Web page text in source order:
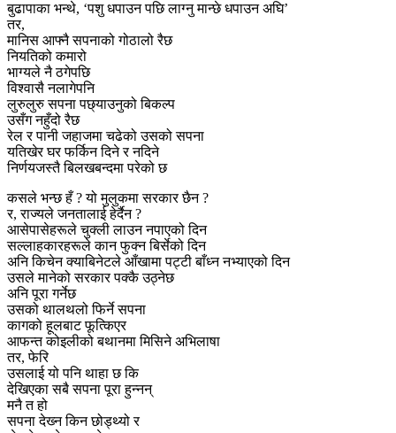
बुढापाका भन्थे, ‘पशु धपाउन पछि लाग्नु मान्छे धपाउन अघि’
तर,
मानिस आफ्नै सपनाको गोठालो रैछ
नियतिको कमारो
भाग्यले नै ठगेपछि
विश्वासै नलागेपनि
लुरुलुरु सपना पछ्याउनुको बिकल्प
उसँग नहुँदो रैछ
रेल र पानी जहाजमा चढेको उसको सपना
यतिखेर घर फर्किन दिने र नदिने
निर्णयजस्तै बिलखबन्दमा परेको छ
कसले भन्छ हँ ? यो मुलुकमा सरकार छैन ?
र, राज्यले जनतालाई हेर्दैन ?
आसेपासेहरूले चुक्ली लाउन नपाएको दिन
सल्लाहकारहरूले कान फुक्न बिर्सेको दिन
अनि किचेन क्याबिनेटले आँखामा पट्टी बाँध्‍न नभ्याएको दिन
उसले मानेको सरकार पक्कै उठ्नेछ
अनि पूरा गर्नेछ
उसको थालथलो फिर्ने सपना
कागको हूलबाट फूत्किएर
आफन्त कोइलीको बथानमा मिसिने अभिलाषा
तर, फेरि
उसलाई यो पनि थाहा छ कि
देखिएका सबै सपना पूरा हुन्नन्
मनै त हो
सपना देख्‍न किन छोड्थ्यो र